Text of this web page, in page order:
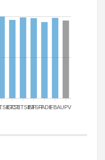
ETSIIETSINFETSITFADEFBAUPV